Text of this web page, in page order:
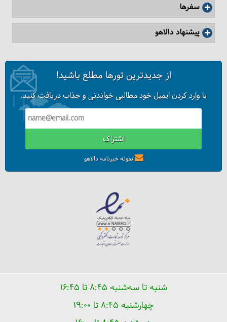
سفرها
پیشنهاد دالاهو
از جدیدترین تورها مطلع باشید!
با وارد کردن ایمیل خود مطالبی خواندنی و جذاب دریافت کنید.
اشتراک
نمونه خبرنامه دالاهو
شنبه تا سه‌شنبه ۸:۴۵ تا ۱۶:۴۵
چهارشنبه ۸:۴۵ تا ۱۹:۰۰